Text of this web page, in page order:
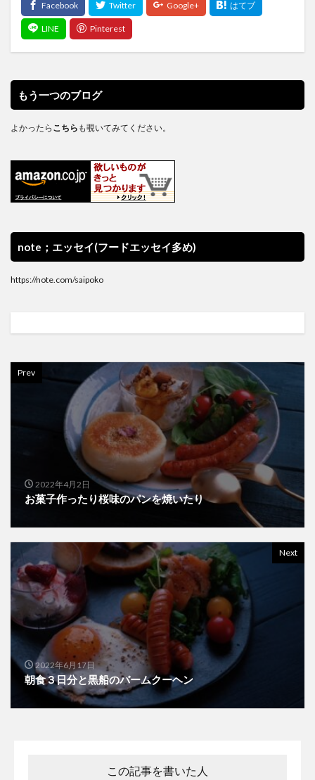
もう一つのブログ
よかったら こちら も覗いてみてください。
note；エッセイ(フードエッセイ多め)
https://note.com/saipoko
Prev
2022年4月2日
お菓子作ったり桜味のパンを焼いたり
Next
2022年6月17日
朝食３日分と黒船のバームクーヘン
この記事を書いた人